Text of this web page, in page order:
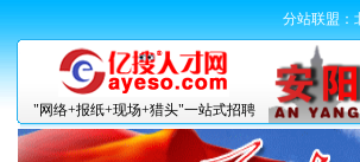
分站联盟：
"网络+报纸+现场+猎头"一站式招聘